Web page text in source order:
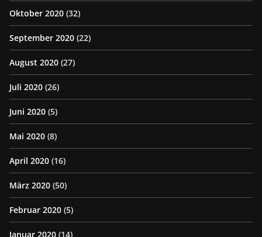
Oktober 2020 (32)
September 2020 (22)
August 2020 (27)
Juli 2020 (26)
Juni 2020 (5)
Mai 2020 (8)
April 2020 (16)
März 2020 (50)
Februar 2020 (5)
Januar 2020 (14)